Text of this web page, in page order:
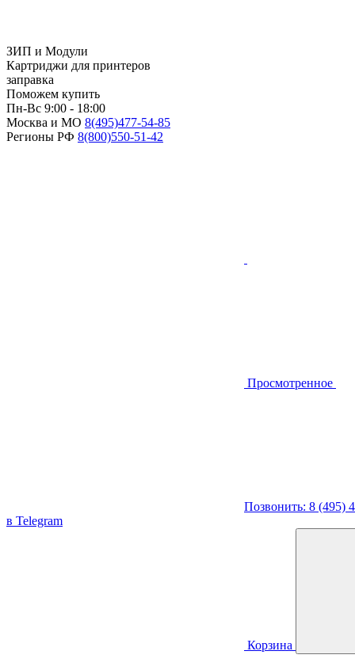
ЗИП и Модули
Картриджи для принтеров
заправка
Поможем купить
Пн-Вс 9:00 - 18:00
Москва и МО 8(495)477-54-85
Регионы РФ 8(800)550-51-42
Просмотренное
Позвонить: 8 (495)
в Telegram
Корзина